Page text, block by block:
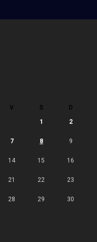
V S D
1 2
7 8 9
14 15 16
21 22 23
28 29 30